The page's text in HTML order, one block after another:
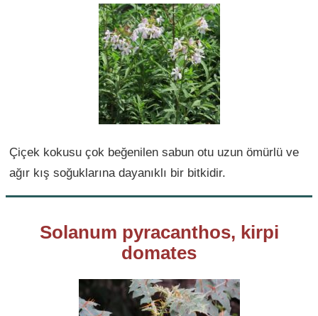
Çiçek kokusu çok beğenilen sabun otu uzun ömürlü ve
ağır kış soğuklarına dayanıklı bir bitkidir.
Solanum pyracanthos, kirpi
domates